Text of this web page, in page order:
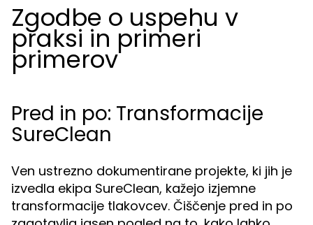
Zgodbe o uspehu v
praksi in primeri
primerov
Pred in po: Transformacije
SureClean
Ven ustrezno dokumentirane projekte, ki jih je
izvedla ekipa SureClean, kažejo izjemne
transformacije tlakovcev. Čiščenje pred in po